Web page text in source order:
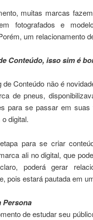
muitas marcas
fotografados e
um relacionamento
Conteúdo, isso sim é
de Conteúdo não é
de pneus,
para se passar em
digital.
para se criar
ali no digital, que
poderá gerar
pois estará pautada em
Persona
de estudar seu